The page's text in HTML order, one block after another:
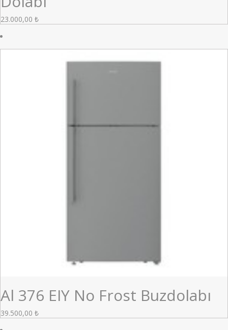
23.000,00 ₺
Al 376 EIY No Frost Buzdolabı
39.500,00 ₺